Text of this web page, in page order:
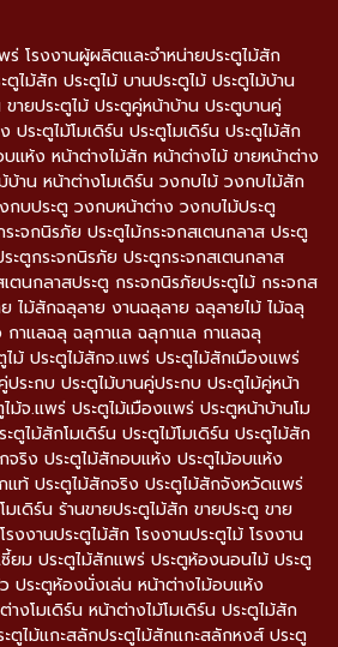
โรงงานผู้ผลิตและจำหน่ายประตูไม้สัก
ไม้สัก ประตูไม้ บานประตูไม้ ประตูไม้บ้าน
ายประตูไม้ ประตูคู่หน้าบ้าน ประตูบานคู่
ประตูไม้โมเดิร์น ประตูโมเดิร์น ประตูไม้สัก
แห้ง หน้าต่างไม้สัก หน้าต่างไม้ ขายหน้าต่าง
บ้าน หน้าต่างโมเดิร์น วงกบไม้ วงกบไม้สัก
บประตู วงกบหน้าต่าง วงกบไม้ประตู
ะจกนิรภัย ประตูไม้กระจกสเตนกลาส ประตู
ะตูกระจกนิรภัย ประตูกระจกสเตนกลาส
ตนกลาสประตู กระจกนิรภัยประตูไม้ กระจกส
ไม้สักฉลุลาย งานฉลุลาย ฉลุลายไม้ ไม้ฉลุ
กาแลฉลุ ฉลุกาแล ฉลุกาแล กาแลฉลุ
ไม้ ประตูไม้สักจ.แพร่ ประตูไม้สักเมืองแพร่
ระกบ ประตูไม้บานคู่ประกบ ประตูไม้คู่หน้า
ม้จ.แพร่ ประตูไม้เมืองแพร่ ประตูหน้าบ้านโม
ตูไม้สักโมเดิร์น ประตูไม้โมเดิร์น ประตูไม้สัก
จริง ประตูไม้สักอบแห้ง ประตูไม้อบแห้ง
แท้ ประตูไม้สักจริง ประตูไม้สักจังหวัดแพร่
มเดิร์น ร้านขายประตูไม้สัก ขายประตู ขาย
งงานประตูไม้สัก โรงงานประตูไม้ โรงงาน
ยม ประตูไม้สักแพร่ ประตูห้องนอนไม้ ประตู
ประตูห้องนั่งเล่น หน้าต่างไม้อบแห้ง
งโมเดิร์น หน้าต่างไม้โมเดิร์น ประตูไม้สัก
ตูไม้แกะสลักประตูไม้สักแกะสลักหงส์ ประตู